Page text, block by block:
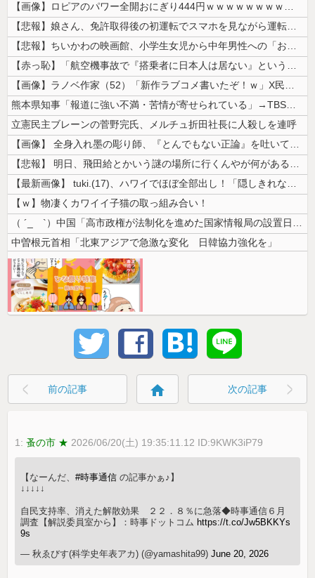
【画像】ロピアのパワー全開おにぎり444円ｗｗｗｗｗｗｗｗｗｗｗｗ
【悲報】娘さん、免許取得後の初運転でスマホを見ながら運転してしまう😱...
【悲報】ちいかわの映画館、小学生女児から中年男性への「おねだり」事案が...
【赤っ恥】「航空機事故で『搭乗者に日本人は居ない』という発表は嫌い。人...
【画像】ラノベ作家（52）「新作ラブコメ書いたぞ！ｗ」X民「いい歳こい...
熊本県知事「報道に強い不満・苦情が寄せられている」→TBSの報道特集が...
立憲民主ブレーンの菅野完氏、メルチュ折田社長に人殺しを連呼
【画像】 全身入れ墨の彫り師、『とんでもない正論』を吐いて30万再生さ...
【悲報】 明日、飛田給とかいう謎の場所に行くんやが何があるんや????...
【最新画像】 tuki.(17)、ハワイでほぼ全部出し！「隠しきれない...
【ｗ】物凄くカワイイ子猫の取っ組み合い！
（ ´_ゝ`）中国「高市政権が法制化を進めた国家情報局の設置日が7月3...
中曽根元首相「北東アジアで急激な変化 日韓協力強化を」
前の記事 home 次の記事
1:蚤の市 ★ 2026/06/20(土) 19:35:11.12 ID:9KWK3iP79
【なーんだ、#時事通信 の記事かぁ♪】
↓↓↓↓↓
自民支持率、消えた解散効果 ２２．８％に急落◆時事通信６月
調査【解説委員室から】：時事ドットコム https://t.co/Jw5BKKYs
9s
— 秋ゑびす(科学史年表アカ) (@yamashita99)June 20, 2026